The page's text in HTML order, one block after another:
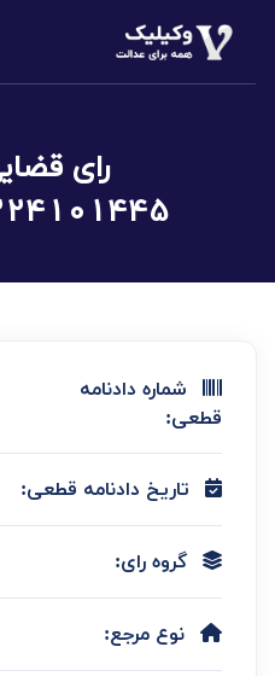
رای
شماره دادنامه
قطعی:
تاریخ دادنامه قطعی:
گروه رای:
نوع مرجع: